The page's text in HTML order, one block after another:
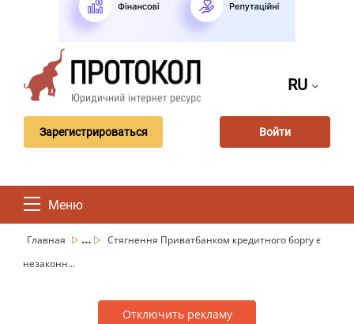
RU
Зарегистрироваться Войти
Меню
Главная ...
Стягнення Приватбанком кредитного боргу є
незаконн...
Отключить рекламу